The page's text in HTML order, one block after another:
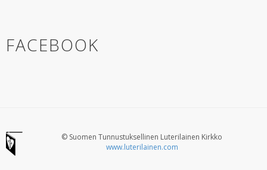
FACEBOOK
© Suomen Tunnustuksellinen Luterilainen Kirkko
www.luterilainen.com